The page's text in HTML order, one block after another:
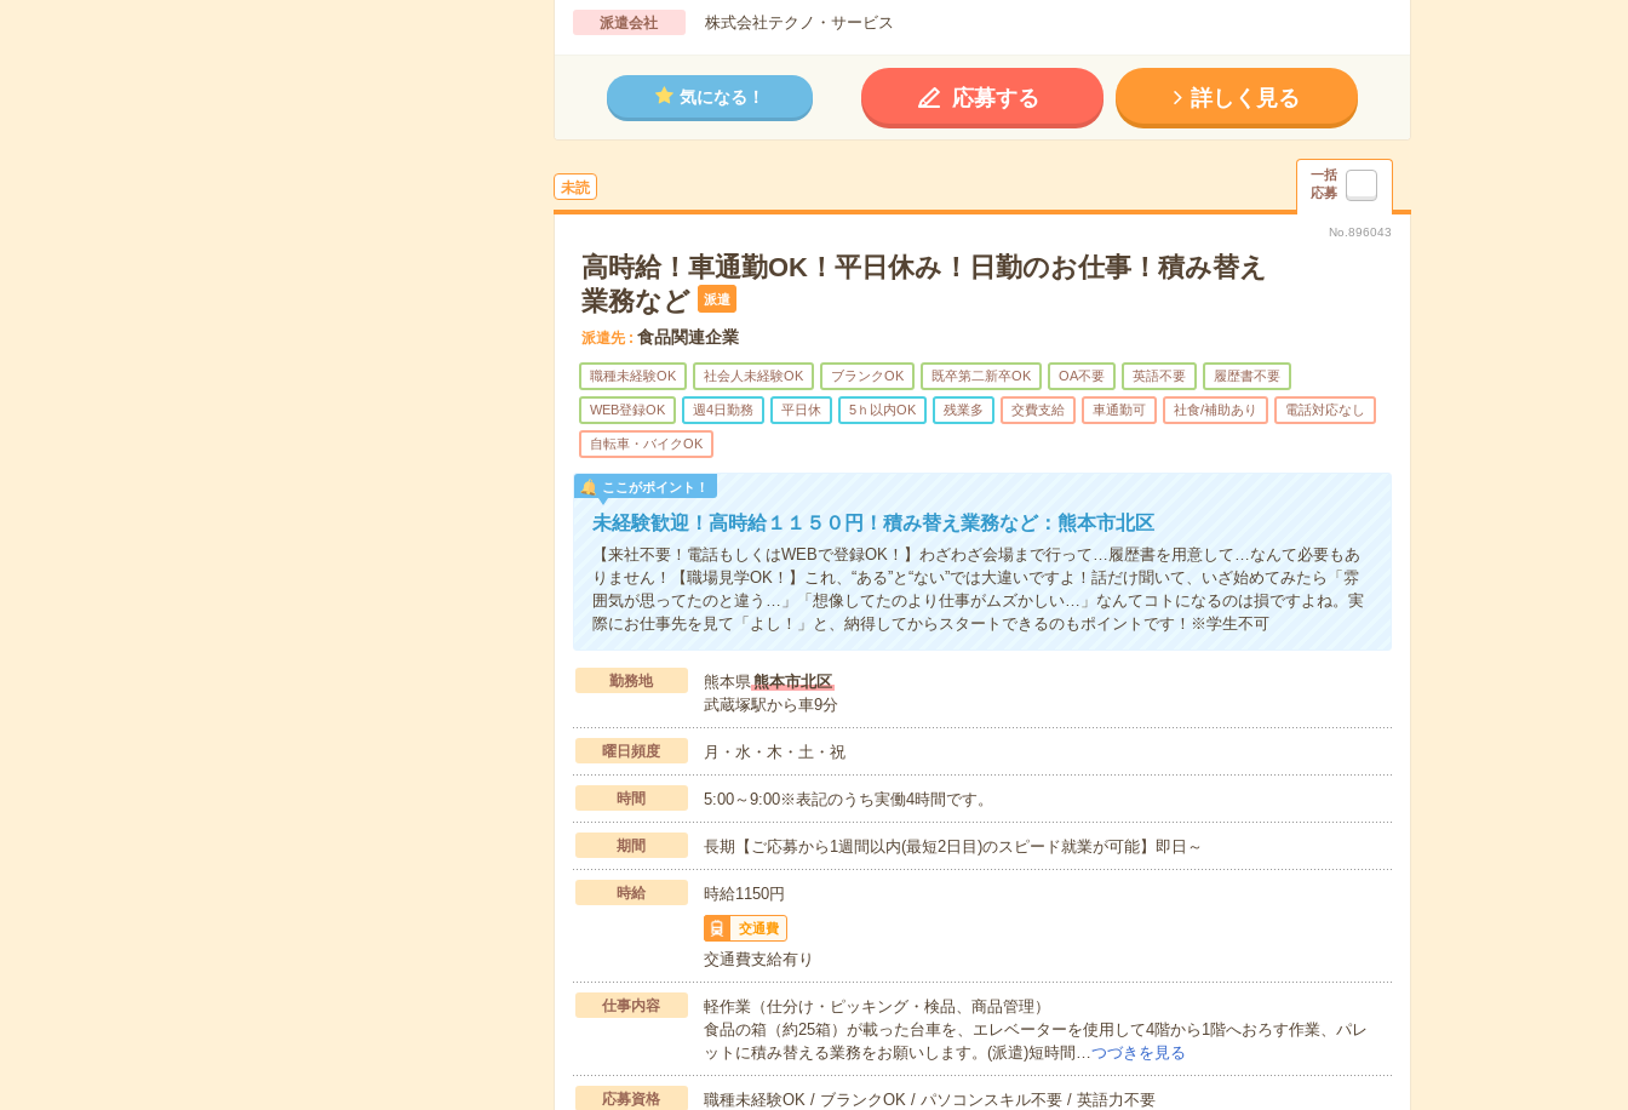
派遣会社 株式会社テクノ・サービス
気になる！ 応募する 詳しく見る
未読
一括
応募
No.896043
高時給！車通勤OK！平日休み！日勤のお仕事！積み替え
業務など
派遣
派遣先 食品関連企業
職種未経験OK 社会人未経験OK ブランクOK 既卒第二新卒OK OA不要 英語不要 履歴書不要
WEB登録OK 週4日勤務 平日休 5ｈ以内OK 残業多 交費支給 車通勤可 社食/補助あり 電話対応なし
自転車・バイクOK
ここがポイント！
未経験歓迎！高時給１１５０円！積み替え業務など：熊本市北区
【来社不要！電話もしくはWEBで登録OK！】わざわざ会場まで行って…履歴書を用意して…なんて必要もあ
りません！【職場見学OK！】これ、“ある”と“ない”では大違いですよ！話だけ聞いて、いざ始めてみたら「雰
囲気が思ってたのと違う…」「想像してたのより仕事がムズかしい…」なんてコトになるのは損ですよね。実
際にお仕事先を見て「よし！」と、納得してからスタートできるのもポイントです！※学生不可
勤務地 熊本県熊本市北区
武蔵塚駅から車9分
曜日頻度 月・水・木・土・祝
時間 5:00～9:00※表記のうち実働4時間です。
期間 長期【ご応募から1週間以内(最短2日目)のスピード就業が可能】即日～
時給 時給1150円
交通費
交通費支給有り
仕事内容
軽作業（仕分け・ピッキング・検品、商品管理）
食品の箱（約25箱）が載った台車を、エレベーターを使用して4階から1階へおろす作業、パレ
ットに積み替える業務をお願いします。(派遣)短時間…つづきを見る
応募資格 職種未経験OK / ブランクOK / パソコンスキル不要 / 英語力不要